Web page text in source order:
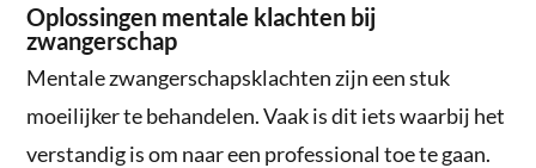
Oplossingen mentale klachten bij
zwangerschap
Mentale zwangerschapsklachten zijn een stuk
moeilijker te behandelen. Vaak is dit iets waarbij het
verstandig is om naar een professional toe te gaan.